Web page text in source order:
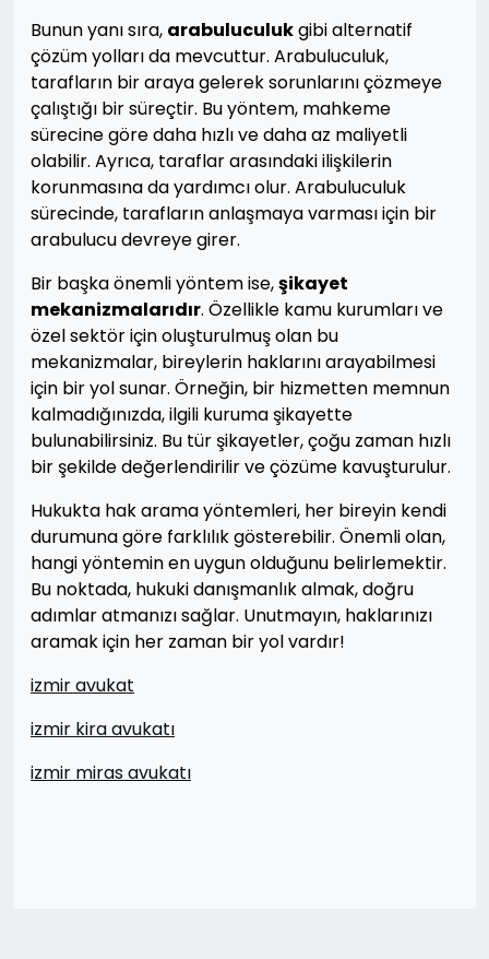
Bunun yanı sıra, arabuluculukgibi alternatif
çözüm yolları da mevcuttur. Arabuluculuk,
tarafların bir araya gelerek sorunlarını çözmeye
çalıştığı bir süreçtir. Bu yöntem, mahkeme
sürecine göre daha hızlı ve daha az maliyetli
olabilir. Ayrıca, taraflar arasındaki ilişkilerin
korunmasına da yardımcı olur. Arabuluculuk
sürecinde, tarafların anlaşmaya varması için bir
arabulucu devreye girer.
Bir başka önemli yöntem ise,şikayet
mekanizmalarıdır. Özellikle kamu kurumları ve
özel sektör için oluşturulmuş olan bu
mekanizmalar, bireylerin haklarını arayabilmesi
için bir yol sunar. Örneğin, bir hizmetten memnun
kalmadığınızda, ilgili kuruma şikayette
bulunabilirsiniz. Bu tür şikayetler, çoğu zaman hızlı
bir şekilde değerlendirilir ve çözüme kavuşturulur.
Hukukta hak arama yöntemleri, her bireyin kendi
durumuna göre farklılık gösterebilir. Önemli olan,
hangi yöntemin en uygun olduğunu belirlemektir.
Bu noktada, hukuki danışmanlık almak, doğru
adımlar atmanızı sağlar. Unutmayın, haklarınızı
aramak için her zaman bir yol vardır!
izmir avukat
izmir kira avukatı
izmir miras avukatı